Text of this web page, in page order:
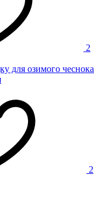
2
для озимого чеснока
2